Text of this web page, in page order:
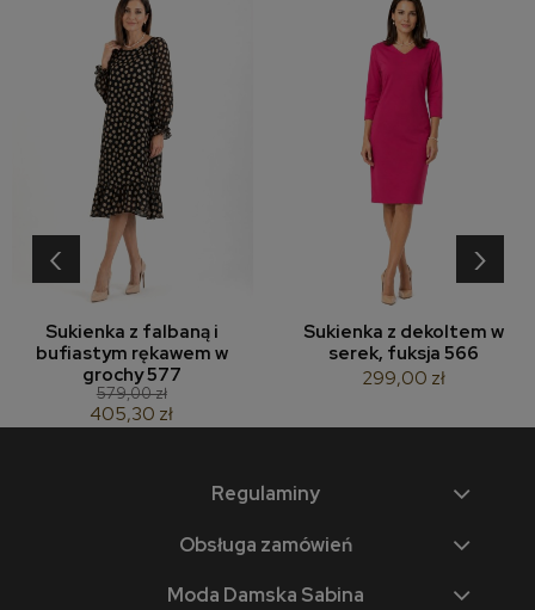
Sukienka z falbaną i
bufiastym rękawem w
grochy 577
579,00 zł
405,30 zł
Sukienka z dekoltem w
serek, fuksja 566
299,00 zł
‹ ›
Regulaminy
Obsługa zamówień
Moda Damska Sabina